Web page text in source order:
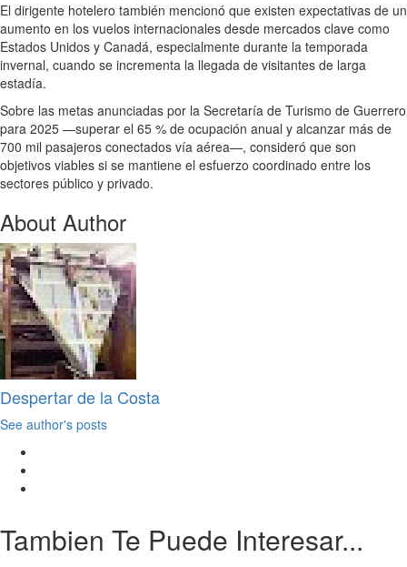
El dirigente hotelero también mencionó que existen expectativas de un
aumento en los vuelos internacionales desde mercados clave como
Estados Unidos y Canadá, especialmente durante la temporada
invernal, cuando se incrementa la llegada de visitantes de larga
estadía.
Sobre las metas anunciadas por la Secretaría de Turismo de Guerrero
para 2025 —superar el 65 % de ocupación anual y alcanzar más de
700 mil pasajeros conectados vía aérea—, consideró que son
objetivos viables si se mantiene el esfuerzo coordinado entre los
sectores público y privado.
About Author
Despertar de la Costa
See author's posts
Tambien Te Puede Interesar...